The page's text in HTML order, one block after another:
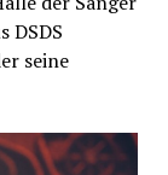
DSDS
seine